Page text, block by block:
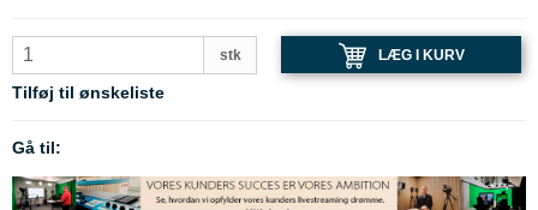
stk LÆG I KURV
Tilføj til ønskeliste
Gå til: